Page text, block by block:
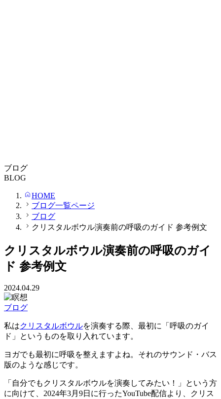
ブログ
BLOG
HOME
ブログ一覧ページ
ブログ
クリスタルボウル演奏前の呼吸のガイド 参考例文
クリスタルボウル演奏前の呼吸のガイ
ド 参考例文
2024.04.29
ブログ
私はクリスタルボウルを演奏する際、最初に「呼吸のガイ
ド」というものを取り入れています。
ヨガでも最初に呼吸を整えますよね。それのサウンド・バス
版のような感じです。
「自分でもクリスタルボウルを演奏してみたい！」という方
に向けて、2024年3月9日に行ったYouTube配信より、クリス